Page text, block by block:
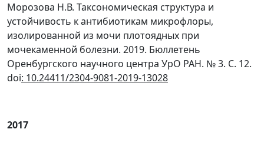
Морозова Н.В. Таксономическая структура и
устойчивость к антибиотикам микрофлоры,
изолированной из мочи плотоядных при
мочекаменной болезни. 2019. Бюллетень
Оренбургского научного центра УрО РАН. № 3. С. 12.
doi: 10.24411/2304-9081-2019-13028
2017